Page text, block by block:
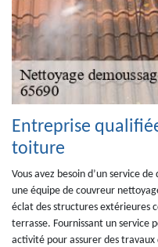
Entreprise
toiture
Vous avez besoin d’un service
une équipe de couvreur
éclat des structures extérieures
terrasse. Fournissant un
activité pour assurer des travaux